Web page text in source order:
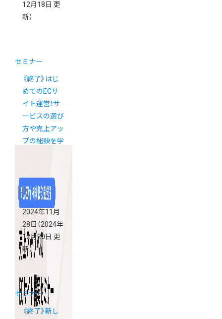
12月18日 更
新）
セミナー
《終了》はじ
めてのECサ
イト運営！サ
ービスの選び
方や売上アッ
プの秘訣を学
説明会」
2024年11月
28日 （2024年
12月20日 更
新）
セミナー
《終了》新し